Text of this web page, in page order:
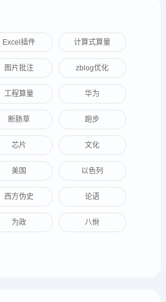
Excel插件 计算式算量
图片批注 zblog优化
工程算量 华为
断肠草 跑步
芯片 文化
美国 以色列
西方伪史 论语
为政 八佾